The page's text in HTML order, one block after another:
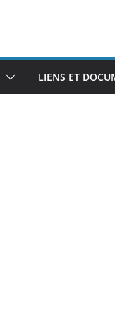
LIENS ET